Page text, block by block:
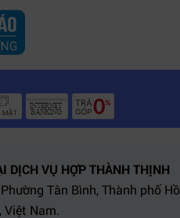
DỊCH VỤ HỢP THÀNH THỊNH
Tân Bình, Thành phố Hồ
Việt Nam.